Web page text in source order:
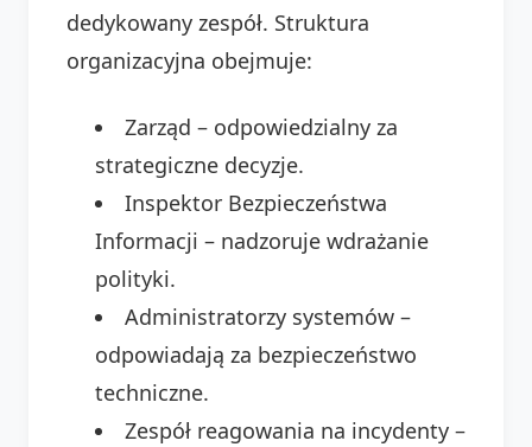
dedykowany zespół. Struktura
organizacyjna obejmuje:
Zarząd – odpowiedzialny za
strategiczne decyzje.
Inspektor Bezpieczeństwa
Informacji – nadzoruje wdrażanie
polityki.
Administratorzy systemów –
odpowiadają za bezpieczeństwo
techniczne.
Zespół reagowania na incydenty –